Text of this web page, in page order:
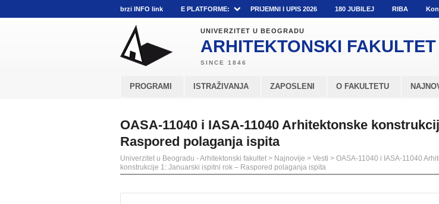
brzi INFO link E PLATFORME: PRIJEMNI I UPIS 2026 180 JUBILEJ RIBA
UNIVERZITET U BEOGRADU
ARHITEKTONSKI FAKULTET
PROGRAMI ISTRAŽIVANJA ZAPOSLENI O FAKULTETU
OASA-11040 i IASA-11040 Arhitektonske
Raspored polaganja ispita
Univerzitet u Beogradu - Arhitektonski fakultet > Najnovije > Vesti > OASA-11040 i IASA-11040
konstrukcije 1: Januarski ispitni rok – Raspored polaganja ispita